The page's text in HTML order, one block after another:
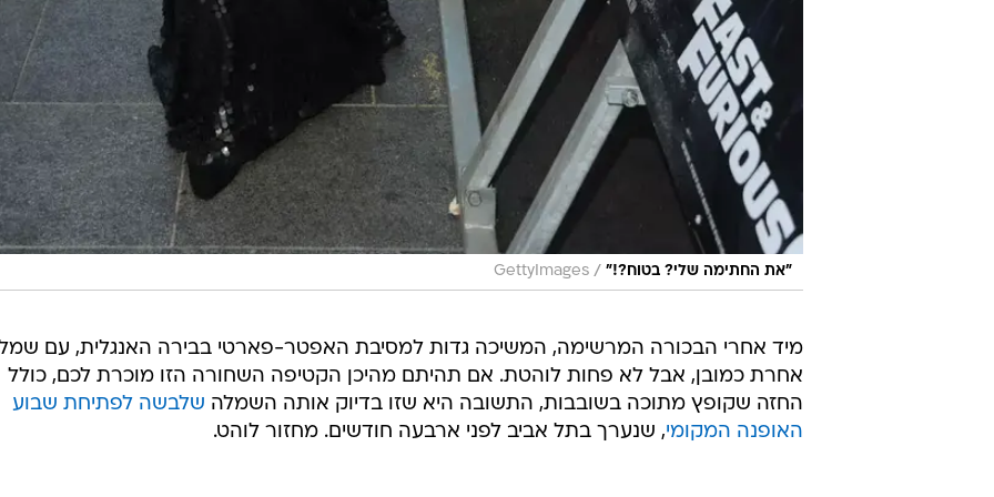
"את החתימה שלי? בטוח?!" /
GettyImages
מיד אחרי הבכורה המרשימה, המשיכה גדות למסיבת האפטר-פארטי בבירה האנגלית, עם
אחרת כמובן, אבל לא פחות לוהטת. אם תהיתם מהיכן הקטיפה השחורה הזו מוכרת לכם, כולל
החזה שקופץ מתוכה בשובבות, התשובה היא שזו בדיוק אותה השמלה שלבשה לפתיחת שבוע
האופנה המקומי, שנערך בתל אביב לפני ארבעה חודשים. מחזור לוהט.